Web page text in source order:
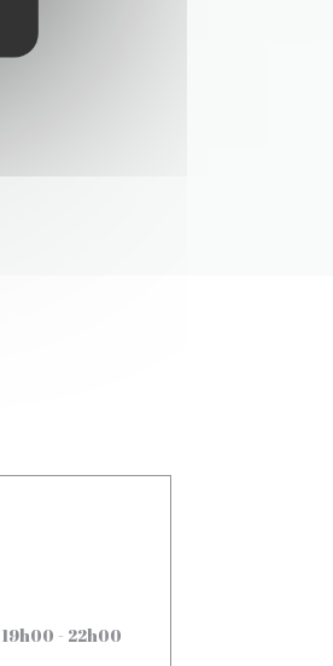
19h00 - 22h00